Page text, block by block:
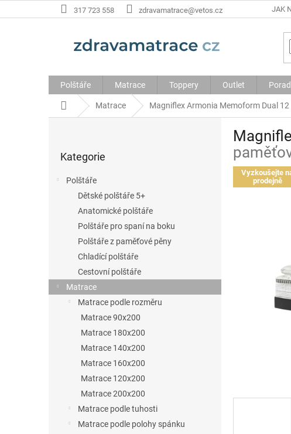
na
317 723 558 zdravamatrace@vetos.cz JAK
Polštáře Matrace Toppery Outlet
Domů Matrace Magniflex Armonia Memoform Dual 12
kategorie
Kategorie
Polštáře
Dětské polštáře 5+
Anatomické polštáře
Polštáře pro spaní na boku
Polštáře z paměťové pěny
Chladící polštáře
Cestovní polštáře
Matrace
Matrace podle rozměru
Matrace 90x200
Matrace 180x200
Matrace 140x200
Matrace 160x200
Matrace 120x200
Matrace 200x200
Matrace podle tuhosti
Matrace podle polohy spánku
Vyzkoušejte
prodejně